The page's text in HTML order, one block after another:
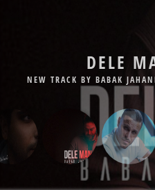
DELE
NEW TRACK BY BABAK